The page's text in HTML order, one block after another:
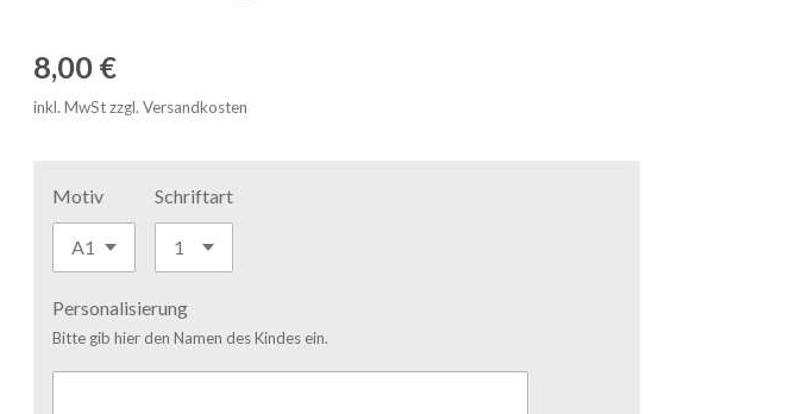
8,00 €
inkl. MwSt zzgl. Versandkosten
Motiv Schriftart
Personalisierung
Bitte gib hier den Namen des Kindes ein.